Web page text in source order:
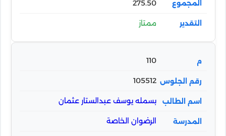
275.50
ممتاز
110
105512
بسمله يوسف عبدالستار عثمان
الرضوان الخاصة